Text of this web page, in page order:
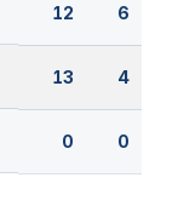
12 6
13 4
0 0